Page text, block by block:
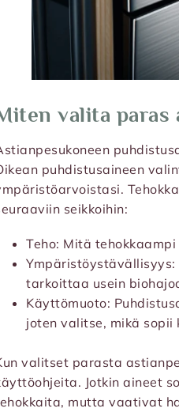
valita paras
puhdistusaineen
seikkoihin:
Teho: Mitä
tarkoittaa usein
Käyttömuoto:
joten valitse, mikä sopii
valitset parasta
Jotkin aineet
mutta vaativat